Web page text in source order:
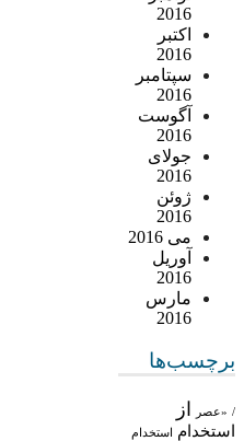
2016
اکتبر
2016
سپتامبر
2016
آگوست
2016
جولای
2016
ژوئن
2016
می 2016
آوریل
2016
مارس
2016
برچسب‌ها
/ «عصر از
استخدام استخدام